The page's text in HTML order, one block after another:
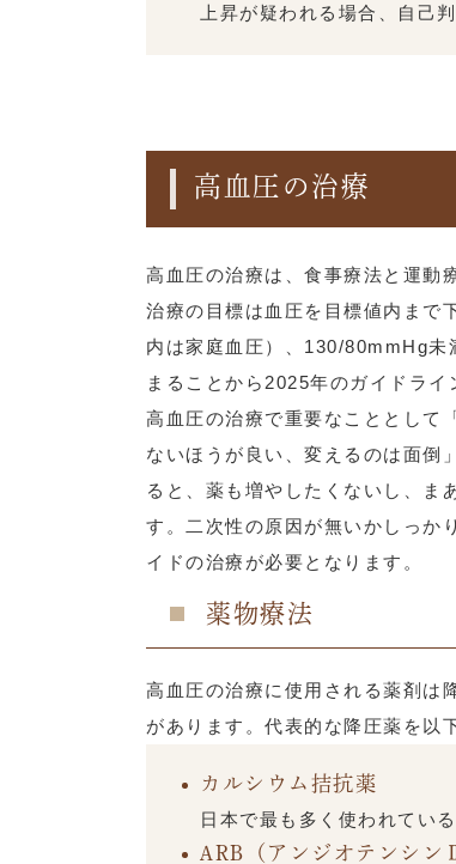
上昇が疑われる場合、自己
高血圧の治療
高血圧の治療は、食事療法と運動
治療の目標は血圧を目標値内まで
内は家庭血圧）、130/80mmHg未
まることから2025年のガイドラ
高血圧の治療で重要なこととして
ないほうが良い、変えるのは面倒
ると、薬も増やしたくないし、ま
す。二次性の原因が無いかしっか
イドの治療が必要となります。
薬物療法
高血圧の治療に使用される薬剤は
があります。代表的な降圧薬を以
カルシウム拮抗薬
日本で最も多く使われてい
ARB（アンジオテンシン